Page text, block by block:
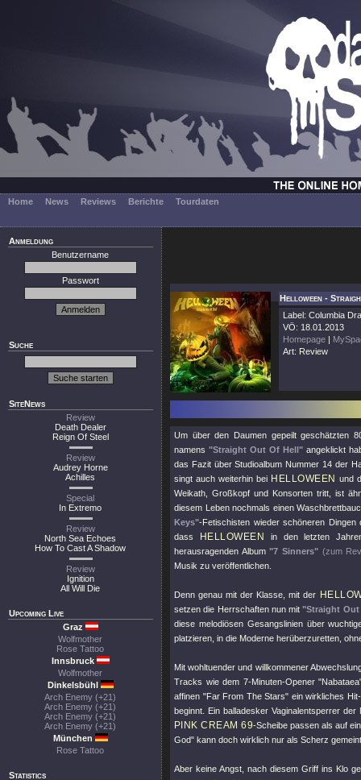
Home News Reviews Berichte Tourdaten
Anmeldung
Benutzername
Passwort
Suche
SiteNews
Review
Death Dealer
Reign Of Steel
Review
Audrey Horne
Achilles
Special
In Extremo
Review
North Sea Echoes
How To Cast A Shadow
Review
Ignition
All Will Die
Upcoming Live
Graz
Wolfmother
Rose Tattoo
Innsbruck
Wolfmother
Dinkelsbühl
Arch Enemy (+21)
Arch Enemy (+21)
Arch Enemy (+21)
Arch Enemy (+21)
München
Rose Tattoo
Statistics
Helloween -
Label: Columbia
VÖ: 18.01.2013
Homepage |
Art: Review
Um über den Daumen gepeilt geschätzten
namens "Straight Out Of Hell" angeklickt
das Fazit über Studioalbum Nummer 14 der
singt auch weiterhin bei HELLOWEEN und
Weikath, Großkopf und Konsorten tritt, ist
diesem Leben nochmals einen
Keys"-Fetischisten wieder schöneren
dass
HELLOWEEN
in den letzten
herausragenden Album"7 Sinners" (zum
Musik zu veröffentlichen.
Denn genau mit der Klasse, mit der
setzen die Herrschaften nun mit"Straight Out
diese melodiösen Gesangslinien über
platzieren, in die Moderne herüberzuretten,
Mit wohltuender und willkommener
Tracks wie dem 7-Minuten-Opener
affinen "Far From The Stars" ein wirkliches
beginnt. Ein balladesker Vaginalentsperrer
PINK CREAM 69-Scheibe passen als auf
God" kann doch wirklich nur als Scherz
Aber keine Angst, nach diesem Griff ins Klo